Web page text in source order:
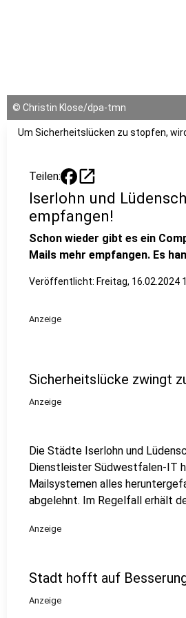
© Christin Klose/dpa-tmn
Um Sicherheitslücken zu stopfen,
Teilen: open_in_new
Iserlohn und
empfangen!
Schon wieder gibt es ein
Mails mehr empfangen. Es
Veröffentlicht: Freitag, 16.02.2024
Anzeige
Sicherheitslücke zwingt
Anzeige
Die Städte Iserlohn und
Dienstleister Südwestfalen-IT
Mailsystemen alles
abgelehnt. Im Regelfall erhält
Anzeige
Stadt hofft auf
Anzeige